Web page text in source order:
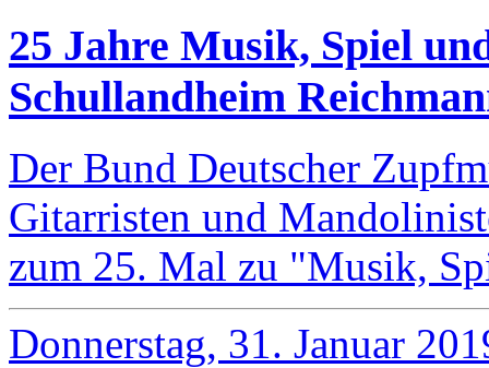
25 Jahre Musik, Spiel
Schullandheim
Der Bund Deutscher
Gitarristen und
zum 25. Mal zu "Musik,
Donnerstag, 31. Januar